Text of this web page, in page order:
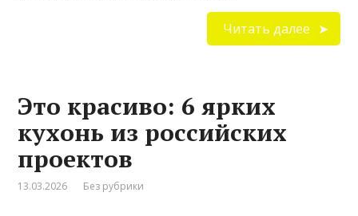
Читать далее
Это красиво: 6 ярких
кухонь из российских
проектов
13.03.2026 Без рубрики